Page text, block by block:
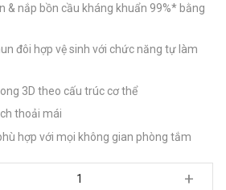
& nắp bồn cầu kháng khuẩn 99%* bằng
đôi hợp vệ sinh với chức năng tự làm
3D theo cấu trúc cơ thể
thoải mái
hợp với mọi không gian phòng tắm
+